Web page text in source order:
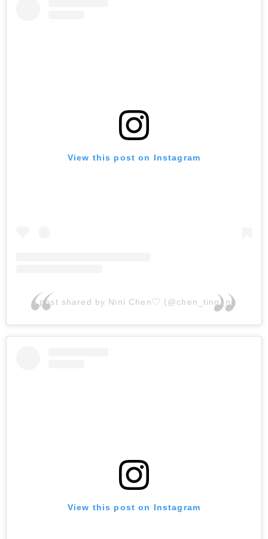
View this post on Instagram
A post shared by Nini Chen♡ (@chen_ting_ni)
View this post on Instagram